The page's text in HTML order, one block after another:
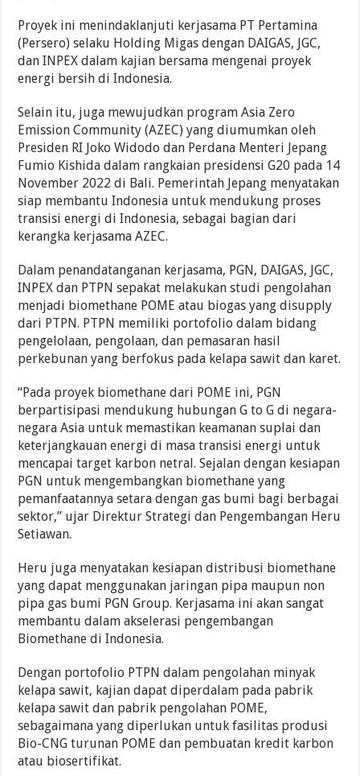
Proyek ini menindaklanjuti kerjasama PT Pertamina
(Persero) selaku Holding Migas dengan DAIGAS, JGC,
dan INPEX dalam kajian bersama mengenai proyek
energi bersih di Indonesia.
Selain itu, juga mewujudkan program Asia Zero
Emission Community (AZEC) yang diumumkan oleh
Presiden RI Joko Widodo dan Perdana Menteri Jepang
Fumio Kishida dalam rangkaian presidensi G20 pada 14
November 2022 di Bali. Pemerintah Jepang menyatakan
siap membantu Indonesia untuk mendukung proses
transisi energi di Indonesia, sebagai bagian dari
kerangka kerjasama AZEC.
Dalam penandatanganan kerjasama, PGN, DAIGAS, JGC,
INPEX dan PTPN sepakat melakukan studi pengolahan
menjadi biomethane POME atau biogas yang disupply
dari PTPN. PTPN memiliki portofolio dalam bidang
pengelolaan, pengolaan, dan pemasaran hasil
perkebunan yang berfokus pada kelapa sawit dan karet.
“Pada proyek biomethane dari POME ini, PGN
berpartisipasi mendukung hubungan G to G di negara-
negara Asia untuk memastikan keamanan suplai dan
keterjangkauan energi di masa transisi energi untuk
mencapai target karbon netral. Sejalan dengan kesiapan
PGN untuk mengembangkan biomethane yang
pemanfaatannya setara dengan gas bumi bagi berbagai
sektor,” ujar Direktur Strategi dan Pengembangan Heru
Setiawan.
Heru juga menyatakan kesiapan distribusi biomethane
yang dapat menggunakan jaringan pipa maupun non
pipa gas bumi PGN Group. Kerjasama ini akan sangat
membantu dalam akselerasi pengembangan
Biomethane di Indonesia.
Dengan portofolio PTPN dalam pengolahan minyak
kelapa sawit, kajian dapat diperdalam pada pabrik
kelapa sawit dan pabrik pengolahan POME,
sebagaimana yang diperlukan untuk fasilitas produsi
Bio-CNG turunan POME dan pembuatan kredit karbon
atau biosertifikat.